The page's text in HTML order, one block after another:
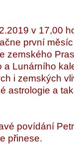
v 17,00
první
zemského
a Lunárního
i zemských
astrologie a
povídání
přinese.